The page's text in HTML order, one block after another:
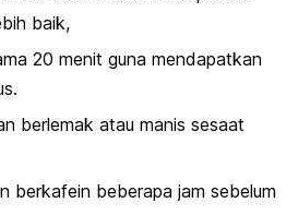
baik,
20 menit guna mendapatkan
berlemak atau manis sesaat
berkafein beberapa jam sebelum